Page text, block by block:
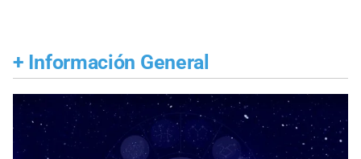
+ Información General